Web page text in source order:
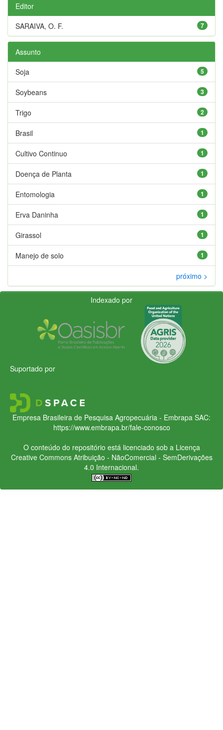
Editor
7
SARAIVA, O. F.
Assunto
5
Soja
3
Soybeans
2
Trigo
1
Brasil
1
Cultivo Continuo
1
Doença de Planta
1
Entomologia
1
Erva Daninha
1
Girassol
1
Manejo de solo
próximo >
Indexado por
Suportado por
Empresa Brasileira de Pesquisa Agropecuária - Embrapa SAC:
https://www.embrapa.br/fale-conosco
O conteúdo do repositório está licenciado sob a Licença
Creative CommonsAtribuição - NãoComercial - SemDerivações
4.0 Internacional.